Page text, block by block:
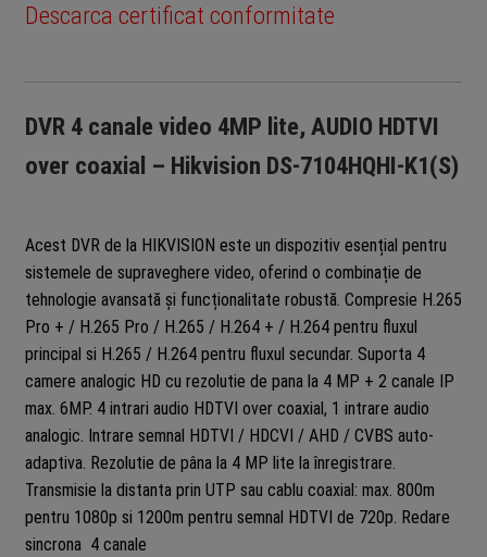
Descarca certificat conformitate
DVR 4 canale video 4MP lite, AUDIO HDTVI
over coaxial – Hikvision DS-7104HQHI-K1(S)
Acest DVR de la HIKVISION este un dispozitiv esențial pentru
sistemele de supraveghere video, oferind o combinație de
tehnologie avansată și funcționalitate robustă. Compresie H.265
Pro + / H.265 Pro / H.265 / H.264 + / H.264 pentru fluxul
principal si H.265 / H.264 pentru fluxul secundar. Suporta 4
camere analogic HD cu rezolutie de pana la 4 MP + 2 canale IP
max. 6MP. 4 intrari audio HDTVI over coaxial, 1 intrare audio
analogic. Intrare semnal HDTVI / HDCVI / AHD / CVBS auto-
adaptiva. Rezolutie de pâna la 4 MP lite la înregistrare.
Transmisie la distanta prin UTP sau cablu coaxial: max. 800m
pentru 1080p si 1200m pentru semnal HDTVI de 720p. Redare
sincrona 4 canale